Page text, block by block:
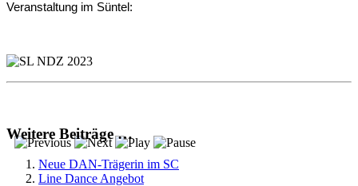
Veranstaltung im Süntel:
Weitere Beiträge …
Neue DAN-Trägerin im SC
Line Dance Angebot